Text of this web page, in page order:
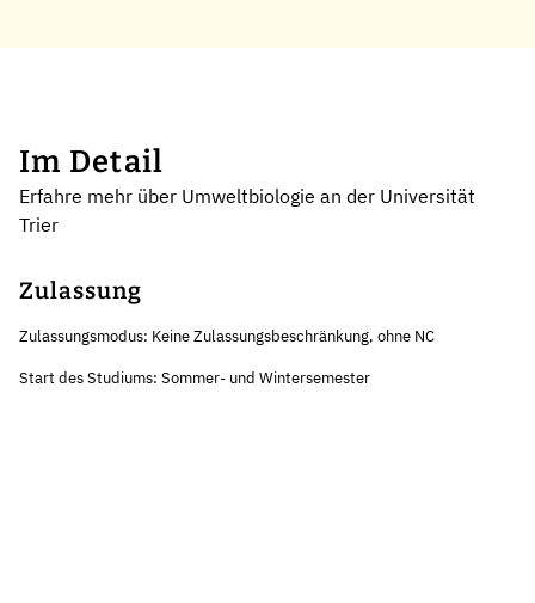
Im Detail
Erfahre mehr über Umweltbiologie an der Universität
Trier
Zulassung
Zulassungsmodus: Keine Zulassungsbeschränkung, ohne NC
Start des Studiums: Sommer- und Wintersemester